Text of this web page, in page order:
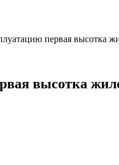
первая высотка
высотка